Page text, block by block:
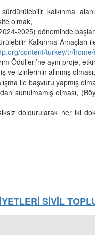
kalkınma
olmak,
2025) döneminde
Kalkınma Amaçları
content/turkey/tr/
Ödülleri’ne aynı proje,
ve izinlerinin alınmış olması,
ile başvuru yapmış
sunulmamış olması,
doldurularak her iki
SİVİL